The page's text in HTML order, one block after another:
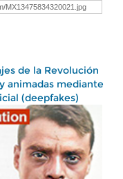
de la Revolución
animadas mediante
(deepfakes)